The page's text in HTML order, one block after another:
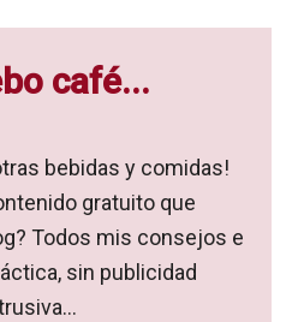
café...
bebidas y comidas!
gratuito que
Todos mis consejos e
sin publicidad